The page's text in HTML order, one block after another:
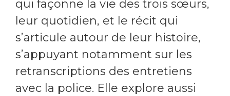
qui façonne la vie des trois sœurs,
leur quotidien, et le récit qui
s’articule autour de leur histoire,
s’appuyant notamment sur les
retranscriptions des entretiens
avec la police. Elle explore aussi